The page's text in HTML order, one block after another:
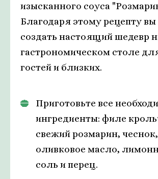
изысканного соуса
Благодаря этому рецепту
создать настоящий шедевр
гастрономическом столе
гостей и близких.
Приготовьте все
ингредиенты: филе
свежий розмарин, чеснок,
оливковое масло,
соль и перец.